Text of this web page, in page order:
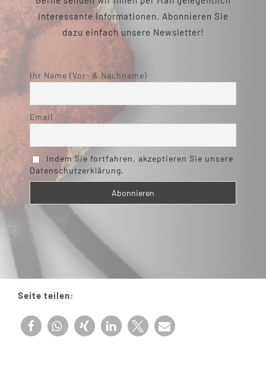
interessante Informationen. Abonnieren Sie
dazu einfach unsere Newsletter!
Ihr Name (Vor- & Nachname)
Email
Indem Sie fortfahren, akzeptieren Sie unsere
Datenschutzerklärung.
Seite teilen: